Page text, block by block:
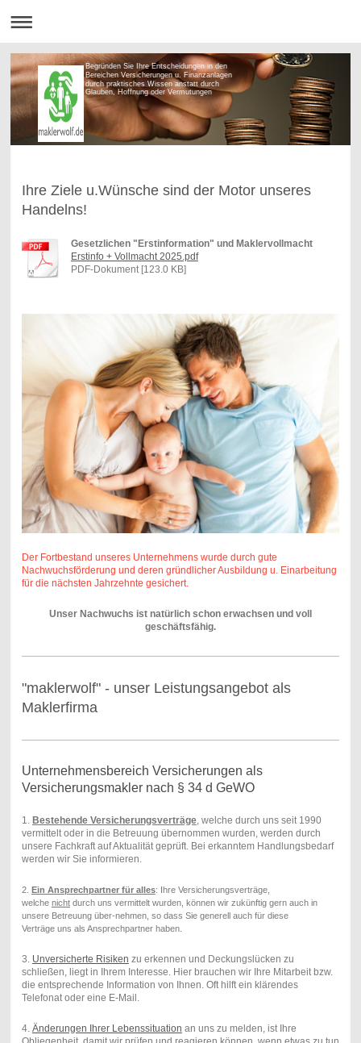
Begründen Sie Ihre Entscheidungen in den
Bereichen Versicherungen u. Finanzanlagen
durch praktisches Wissen anstatt durch
Glauben, Hoffnung oder Vermutungen
Ihre Ziele u.Wünsche sind der Motor unseres
Handelns!
Gesetzlichen "Erstinformation" und Maklervollmacht
Erstinfo + Vollmacht 2025.pdf
PDF-Dokument [123.0 KB]
Der Fortbestand unseres Unternehmens wurde durch gute
Nachwuchsförderung und deren gründlicher Ausbildung u. Einarbeitung
für die nächsten Jahrzehnte gesichert.
Unser Nachwuchs ist natürlich schon erwachsen und voll
geschäftsfähig.
"maklerwolf" - unser Leistungsangebot als
Maklerfirma
Unternehmensbereich Versicherungen als
Versicherungsmakler nach § 34 d GeWO
1. Bestehende Versicherungsverträge, welche durch uns seit 1990
vermittelt oder in die Betreuung übernommen wurden, werden durch
unsere Fachkraft auf Aktualität geprüft. Bei erkanntem Handlungsbedarf
werden wir Sie informieren.
2. Ein Ansprechpartner für alles: Ihre Versicherungsverträge,
welche nichtdurch uns vermittelt wurden, können wir zukünftig gern auch in
unsere Betreuung über-nehmen, so dass Sie generell auch für diese
Verträgeuns als Ansprechpartner haben.
3. Unversicherte Risiken zu erkennen und Deckungslücken zu
schließen, liegt in Ihrem Interesse. Hier brauchen wir Ihre Mitarbeit bzw.
die entsprechende Information von Ihnen. Oft hilft ein klärendes
Telefonat oder eine E-Mail.
4. Änderungen Ihrer Lebenssituation an uns zu melden, ist Ihre